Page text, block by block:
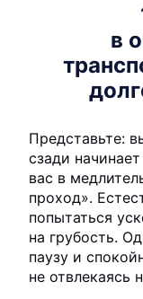
в
Представьте:
сзади
вас в
проход».
попытаться
на грубость.
паузу и
не отвлекаясь